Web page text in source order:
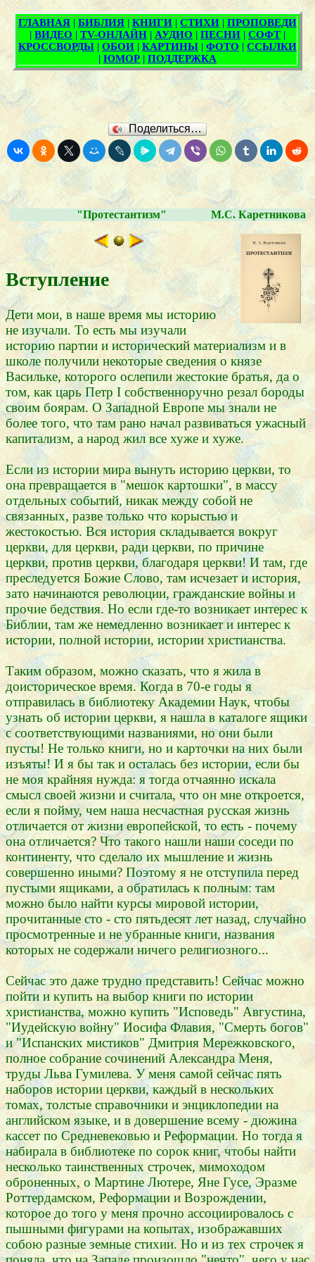
Поделиться…
"Протестантизм" М.С. Каретникова
Вступление
Дети мои, в наше время мы историю
не изучали. То есть мы изучали
историю партии и исторический материализм и в
школе получили некоторые сведения о князе
Васильке, которого ослепили жестокие братья, да о
том, как царь Петр I собственноручно резал бороды
своим боярам. О Западной Европе мы знали не
более того, что там рано начал развиваться ужасный
капитализм, а народ жил все хуже и хуже.
Если из истории мира вынуть историю церкви, то
она превращается в "мешок картошки", в массу
отдельных событий, никак между собой не
связанных, разве только что корыстью и
жестокостью. Вся история складывается вокруг
церкви, для церкви, ради церкви, по причине
церкви, против церкви, благодаря церкви! И там, где
преследуется Божие Слово, там исчезает и история,
зато начинаются революции, гражданские войны и
прочие бедствия. Но если где-то возникает интерес к
Библии, там же немедленно возникает и интерес к
истории, полной истории, истории христианства.
Таким образом, можно сказать, что я жила в
доисторическое время. Когда в 70-е годы я
отправилась в библиотеку Академии Наук, чтобы
узнать об истории церкви, я нашла в каталоге ящики
с соответствующими названиями, но они были
пусты! Не только книги, но и карточки на них были
изъяты! И я бы так и осталась без истории, если бы
не моя крайняя нужда: я тогда отчаянно искала
смысл своей жизни и считала, что он мне откроется,
если я пойму, чем наша несчастная русская жизнь
отличается от жизни европейской, то есть - почему
она отличается? Что такого нашли наши соседи по
континенту, что сделало их мышление и жизнь
совершенно иными? Поэтому я не отступила перед
пустыми ящиками, а обратилась к полным: там
можно было найти курсы мировой истории,
прочитанные сто - сто пятьдесят лет назад, случайно
просмотренные и не убранные книги, названия
которых не содержали ничего религиозного...
Сейчас это даже трудно представить! Сейчас можно
пойти и купить на выбор книги по истории
христианства, можно купить "Исповедь" Августина,
"Иудейскую войну" Иосифа Флавия, "Смерть богов"
и "Испанских мистиков" Дмитрия Мережковского,
полное собрание сочинений Александра Меня,
труды Льва Гумилева. У меня самой сейчас пять
наборов истории церкви, каждый в нескольких
томах, толстые справочники и энциклопедии на
английском языке, и в довершение всему - дюжина
кассет по Средневековью и Реформации. Но тогда я
набирала в библиотеке по сорок книг, чтобы найти
несколько таинственных строчек, мимоходом
оброненных, о Мартине Лютере, Яне Гусе, Эразме
Роттердамском, Реформации и Возрождении,
которое до того у меня прочно ассоциировалось с
пышными фигурами на копытах, изображавших
собою разные земные стихии. Но и из тех строчек я